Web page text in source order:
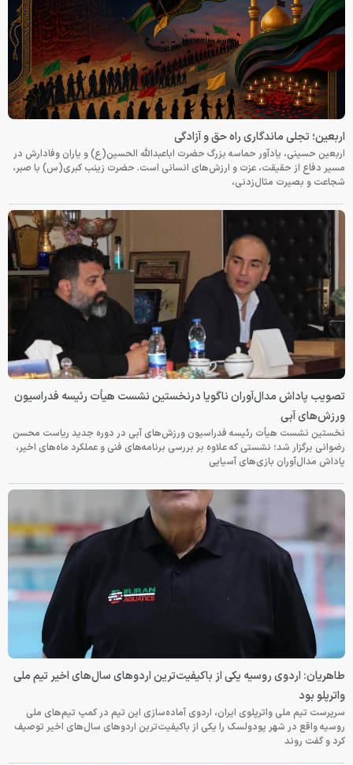
اربعین؛ تجلی ماندگاری راه حق و آزادگی
اربعین حسینی، یادآور حماسه بزرگ حضرت اباعبدالله الحسین(ع) و یاران وفادارش در
مسیر دفاع از حقیقت، عزت و ارزش‌های انسانی است. حضرت زینب کبری(س) با صبر،
شجاعت و بصیرت مثال‌زدنی،
تصویب پاداش مدال‌آوران ناگویا درنخستین نشست هیأت رئیسه فدراسیون
ورزش‌های آبی
نخستین نشست هیأت رئیسه فدراسیون ورزش‌های آبی در دوره جدید ریاست محسن
رضوانی برگزار شد؛ نشستی که علاوه بر بررسی برنامه‌های فنی و عملکرد ماه‌های اخیر،
پاداش مدال‌آوران بازی‌های آسیایی
طاهریان: اردوی روسیه یکی از باکیفیت‌ترین اردوهای سال‌های اخیر تیم ملی
واترپلو بود
سرپرست تیم ملی واترپلوی ایران، اردوی آماده‌سازی این تیم در کمپ تیم‌های ملی
روسیه واقع در شهر پودولسک را یکی از باکیفیت‌ترین اردوهای سال‌های اخیر توصیف
کرد و گفت روند